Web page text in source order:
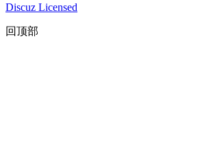
Discuz Licensed
回顶部